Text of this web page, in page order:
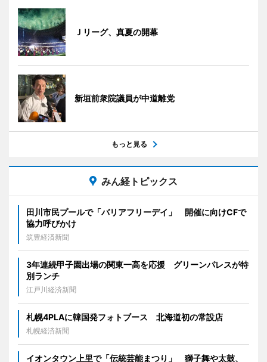
Ｊリーグ、真夏の開幕
新垣前衆院議員が中道離党
もっと見る
みん経トピックス
田川市民プールで「バリアフリーデイ」 開催に向けCFで
協力呼びかけ
筑豊経済新聞
3年連続甲子園出場の関東一高を応援 グリーンパレスが特
別ランチ
江戸川経済新聞
札幌4PLAに韓国発フォトブース 北海道初の常設店
札幌経済新聞
イオンタウン上里で「伝統芸能まつり」 獅子舞や太鼓、